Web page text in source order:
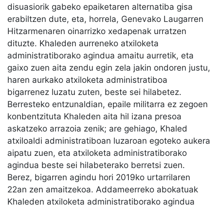
disuasiorik gabeko epaiketaren alternatiba gisa
erabiltzen dute, eta, horrela, Genevako Laugarren
Hitzarmenaren oinarrizko xedapenak urratzen
dituzte. Khaleden aurreneko atxiloketa
administratiborako agindua amaitu aurretik, eta
gaixo zuen aita zendu egin zela jakin ondoren justu,
haren aurkako atxiloketa administratiboa
bigarrenez luzatu zuten, beste sei hilabetez.
Berresteko entzunaldian, epaile militarra ez zegoen
konbentzituta Khaleden aita hil izana presoa
askatzeko arrazoia zenik; are gehiago, Khaled
atxiloaldi administratiboan luzaroan egoteko aukera
aipatu zuen, eta atxiloketa administratiborako
agindua beste sei hilabeterako berretsi zuen.
Berez, bigarren agindu hori 2019ko urtarrilaren
22an zen amaitzekoa. Addameerreko abokatuak
Khaleden atxiloketa administratiborako agindua